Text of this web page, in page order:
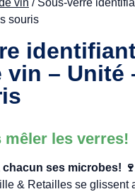
souris
vin – Unité
mêler les verres!
ses microbes! 🍷
& Retailles se glissent